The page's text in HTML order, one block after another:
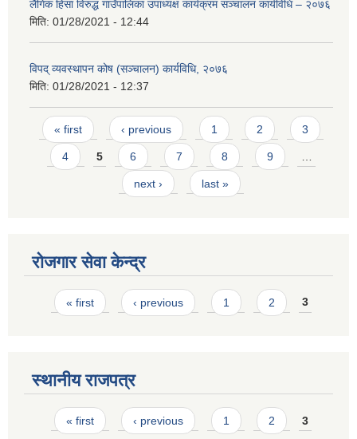
लैंगिक हिंसा विरुद्ध गाउँपालिका उपाध्यक्ष कार्यक्रम सञ्चालन कार्यविधि – २०७६
मिति: 01/28/2021 - 12:44
विपद् व्यवस्थापन कोष (सञ्चालन) कार्यविधि, २०७६
मिति: 01/28/2021 - 12:37
Pages
« first ‹ previous 1 2 3
4 5 6 7 8 9
next › last »
रोजगार सेवा केन्द्र
Pages
« first ‹ previous 1 2 3
स्थानीय राजपत्र
Pages
« first ‹ previous 1 2 3